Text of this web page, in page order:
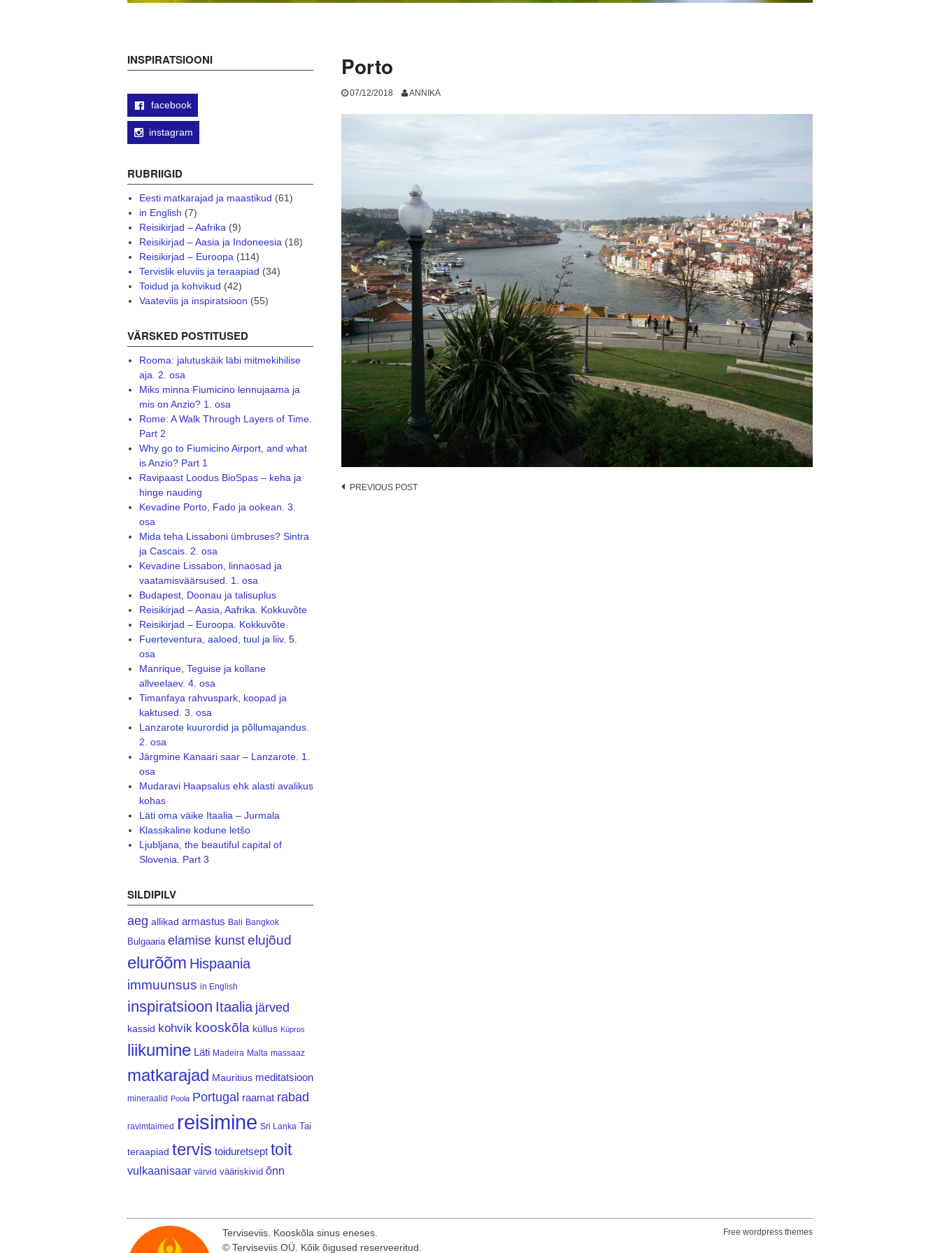
Porto
07/12/2018 ANNIKA
Post
PREVIOUS POST
INSPIRATSIOONI
facebook
instagram
RUBRIIGID
Eesti matkarajad ja maastikud (61)
in English (7)
Reisikirjad – Aafrika(9)
Reisikirjad – Aasia ja Indoneesia(18)
Reisikirjad – Euroopa(114)
Tervislik eluviis ja teraapiad (34)
Toidud ja kohvikud (42)
Vaateviis ja inspiratsioon (55)
VÄRSKED POSTITUSED
Rooma: jalutuskäik läbi mitmekihilise
aja. 2. osa
Miks minna Fiumicino lennujaama ja
mis on Anzio? 1. osa
Rome: A Walk Through Layers of Time.
Part 2
Why go to Fiumicino Airport, and what
is Anzio? Part 1
Ravipaast Loodus BioSpas – keha ja
hinge nauding
Kevadine Porto, Fado ja ookean. 3.
osa
Mida teha Lissaboni ümbruses? Sintra
ja Cascais. 2. osa
Kevadine Lissabon, linnaosad ja
vaatamisväärsused. 1. osa
Budapest, Doonau ja talisuplus
Reisikirjad – Aasia, Aafrika. Kokkuvõte
Reisikirjad – Euroopa. Kokkuvõte
Fuerteventura, aaloed, tuul ja liiv. 5.
osa
Manrique, Teguise ja kollane
allveelaev. 4. osa
Timanfaya rahvuspark, koopad ja
kaktused. 3. osa
Lanzarote kuurordid ja põllumajandus.
2. osa
Järgmine Kanaari saar – Lanzarote. 1.
osa
Mudaravi Haapsalus ehk alasti avalikus
kohas
Läti oma väike Itaalia – Jurmala
Klassikaline kodune letšo
Ljubljana, the beautiful capital of
Slovenia. Part 3
SILDIPILV
aeg allikad armastus Bali Bangkok
Bulgaaria elamise kunst elujõud
elurõõm Hispaania
immuunsus in English
inspiratsioon Itaalia järved
kassid kohvik kooskõla küllus Küpros
liikumine Läti Madeira Malta massaaz
matkarajad Mauritius meditatsioon
mineraalid Poola Portugal raamat rabad
ravimtaimed reisimine Sri Lanka Tai
teraapiad tervis toiduretsept toit
vulkaanisaar värvid vääriskivid õnn
Terviseviis. Kooskõla sinus eneses.
© Terviseviis OÜ. Kõik õigused reserveeritud.
Free wordpress themes